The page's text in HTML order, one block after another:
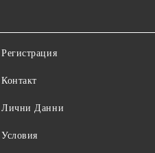
Регистрация
Контакт
Лични Данни
Условия